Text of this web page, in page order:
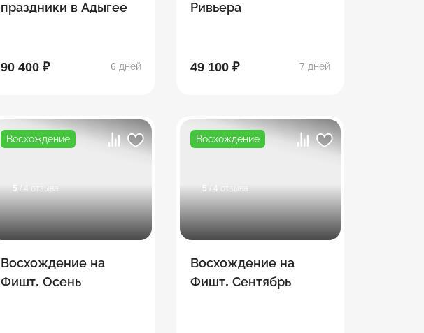
праздники в Адыгее
90 400 ₽ 6 дней
Ривьера
49 100 ₽ 7 дней
Восхождение
5 / 4 отзыва
Восхождение на
Фишт. Осень
Восхождение
5 / 4 отзыва
Восхождение на
Фишт. Сентябрь